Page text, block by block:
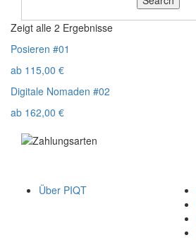
Zeigt alle 2 Ergebnisse
Posieren #01
ab 115,00 €
Digitale Nomaden #02
ab 162,00 €
Über PIQT